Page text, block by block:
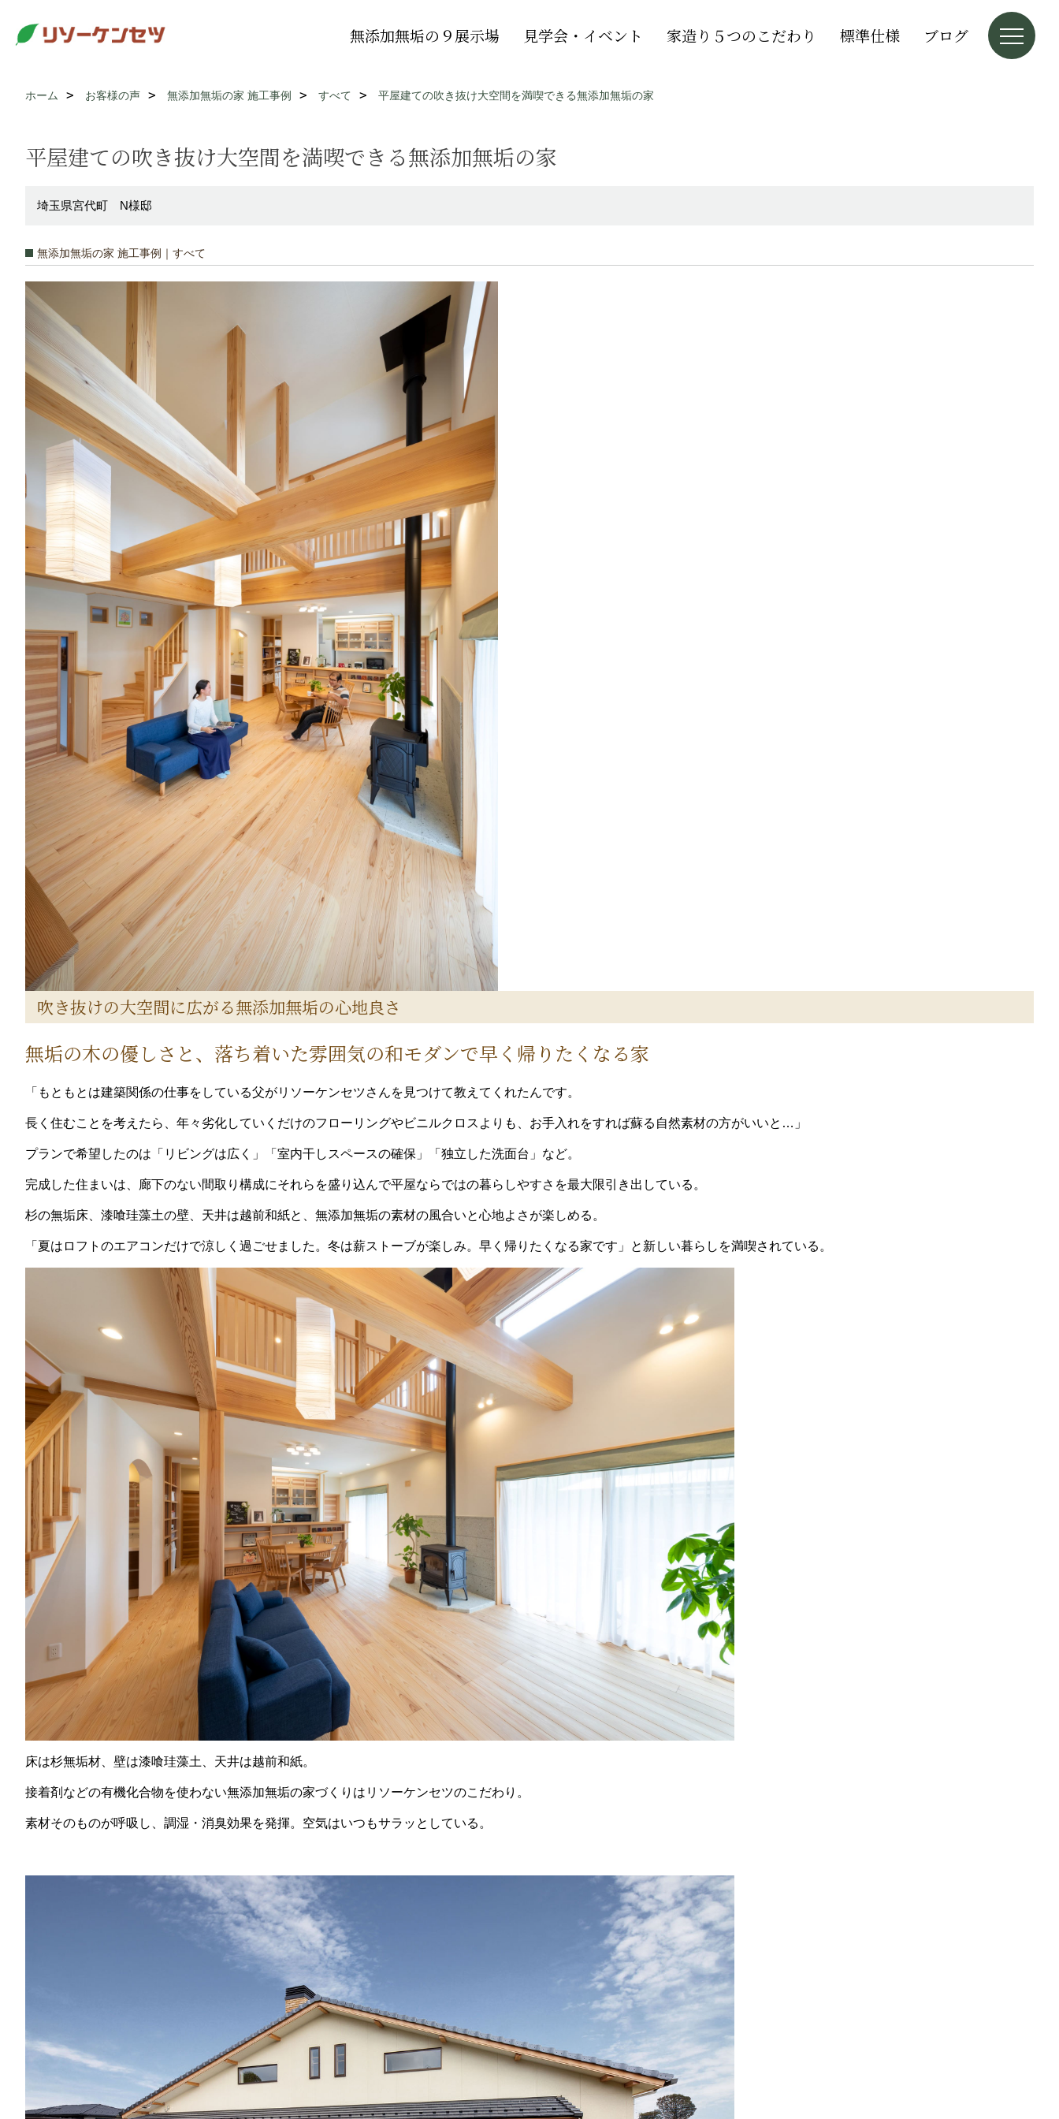
無添加無垢の９展示場 見学会・イベント 家造り５つのこだわり 標準仕様 ブログ
ホーム お客様の声 無添加無垢の家 施工事例 すべて 平屋建ての吹き抜け大空間を満喫できる無添加無垢の家
平屋建ての吹き抜け大空間を満喫できる無添加無垢の家
埼玉県宮代町 N様邸
無添加無垢の家 施工事例｜すべて
吹き抜けの大空間に広がる無添加無垢の心地良さ
無垢の木の優しさと、落ち着いた雰囲気の和モダンで早く帰りたくなる家
「もともとは建築関係の仕事をしている父がリソーケンセツさんを見つけて教えてくれたんです。
長く住むことを考えたら、年々劣化していくだけのフローリングやビニルクロスよりも、お手入れをすれば蘇る自然素材の方がいいと…」
プランで希望したのは「リビングは広く」「室内干しスペースの確保」「独立した洗面台」など。
完成した住まいは、廊下のない間取り構成にそれらを盛り込んで平屋ならではの暮らしやすさを最大限引き出している。
杉の無垢床、漆喰珪藻土の壁、天井は越前和紙と、無添加無垢の素材の風合いと心地よさが楽しめる。
「夏はロフトのエアコンだけで涼しく過ごせました。冬は薪ストーブが楽しみ。早く帰りたくなる家です」と新しい暮らしを満喫されている。
床は杉無垢材、壁は漆喰珪藻土、天井は越前和紙。
接着剤などの有機化合物を使わない無添加無垢の家づくりはリソーケンセツのこだわり。
素材そのものが呼吸し、調湿・消臭効果を発揮。空気はいつもサラッとしている。